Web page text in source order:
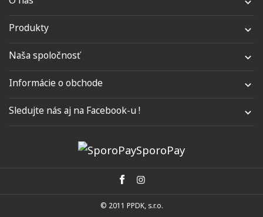

Produkty 
Naša spoločnosť 
Informácie o obchode 
Sledujte nás aj na Facebook-u ! 
© 2011 PPDK, s.r.o.
SporoPay